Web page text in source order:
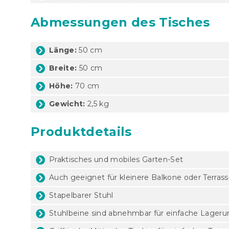
Abmessungen des Tisches
Länge: 50 cm
Breite: 50 cm
Höhe: 70 cm
Gewicht: 2,5 kg
Produktdetails
Praktisches und mobiles Garten-Set
Auch geeignet für kleinere Balkone oder
Stapelbarer Stuhl
Stuhlbeine sind abnehmbar für einfache